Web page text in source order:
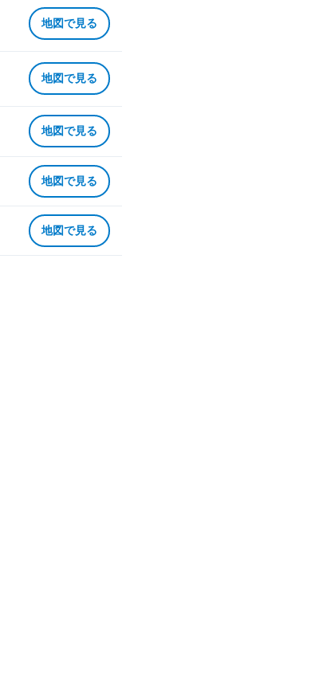
地図で見る
地図で見る
地図で見る
地図で見る
地図で見る